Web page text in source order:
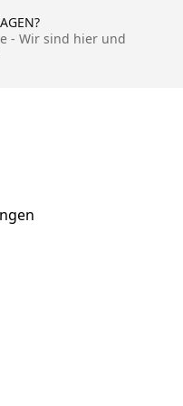
- Wir sind hier und